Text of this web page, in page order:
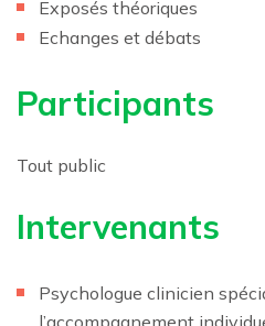
Exposés théoriques
Echanges et débats
Participants
Tout public
Intervenants
Psychologue clinicien
l’accompagnement